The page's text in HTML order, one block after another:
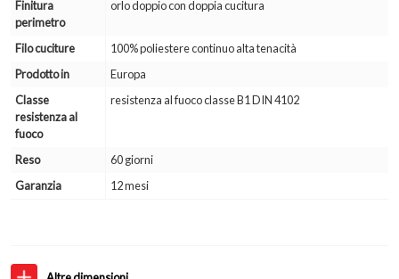
Finitura
perimetro
orlo doppio con doppia cucitura
Filo cuciture
100% poliestere continuo alta tenacità
Prodotto in
Europa
Classe
resistenza al
fuoco
resistenza al fuoco classe B1 DIN 4102
Reso
60 giorni
Garanzia
12 mesi